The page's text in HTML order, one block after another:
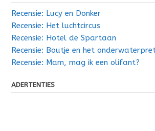
Recensie: Lucy en Donker
Recensie: Het luchtcircus
Recensie: Hotel de Spartaan
Recensie: Boutje en het
Recensie: Mam, mag ik een olifant?
ADERTENTIES